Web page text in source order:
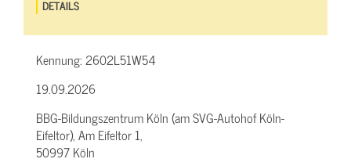
DETAILS
Kennung:2602L51W54
19.09.2026
BBG-Bildungszentrum Köln (am SVG-Autohof Köln-
Eifeltor), Am Eifeltor 1,
50997 Köln